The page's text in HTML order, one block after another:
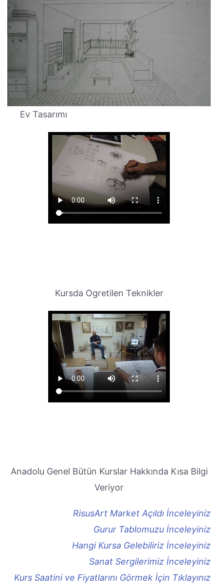
Ev Tasarımı
Kursda Ogretilen Teknikler
Anadolu Genel Bütün Kurslar Hakkında Kısa Bilgi
Veriyor
RisusArt Market Açıldı İnceleyiniz
Gurur Tablomuzu İnceleyiniz
Hangi Kursa Gelebiliriz İnceleyiniz
Sanat Sergilerimiz İnceleyiniz
Kurs Saatini ve Fiyatlarını Görmek İçin Tıklayınız